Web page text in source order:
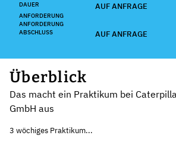
DAUER AUF ANFRAGE
ANFORDERUNG
ANFORDERUNG
ABSCHLUSS
AUF ANFRAGE
Überblick
Das macht ein Praktikum bei
GmbH aus
3 wöchiges Praktikum...